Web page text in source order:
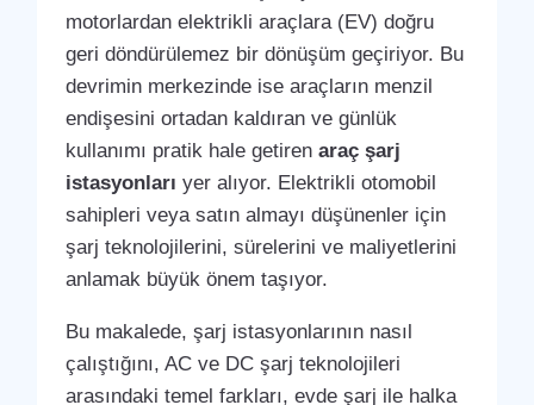
motorlardan elektrikli araçlara (EV) doğru
geri döndürülemez bir dönüşüm geçiriyor. Bu
devrimin merkezinde ise araçların menzil
endişesini ortadan kaldıran ve günlük
kullanımı pratik hale getiren araç şarj
istasyonları yer alıyor. Elektrikli otomobil
sahipleri veya satın almayı düşünenler için
şarj teknolojilerini, sürelerini ve maliyetlerini
anlamak büyük önem taşıyor.
Bu makalede, şarj istasyonlarının nasıl
çalıştığını, AC ve DC şarj teknolojileri
arasındaki temel farkları, evde şarj ile halka